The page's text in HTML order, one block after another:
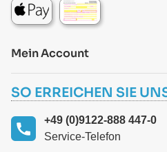
Mein Account
SO ERREICHEN SIE
+49 (0)9122-888 447-0
Service-Telefon